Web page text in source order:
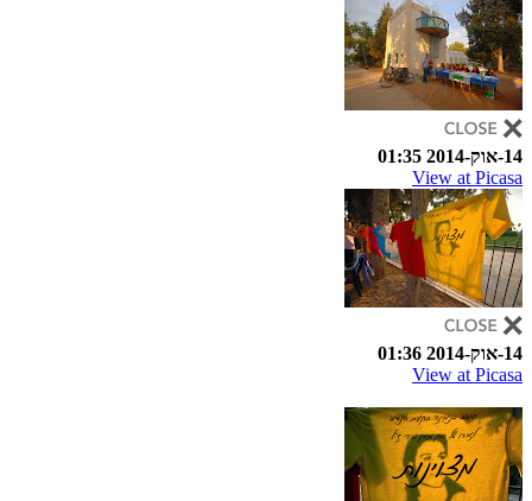
14-אוק-2014 01:35
View at Picasa
14-אוק-2014 01:36
View at Picasa